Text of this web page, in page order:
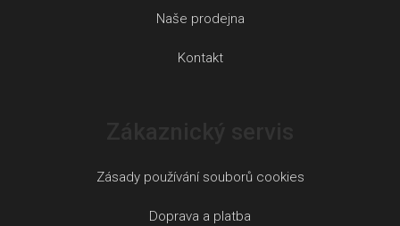
Naše prodejna
Kontakt
Zásady používání souborů cookies
Doprava a platba